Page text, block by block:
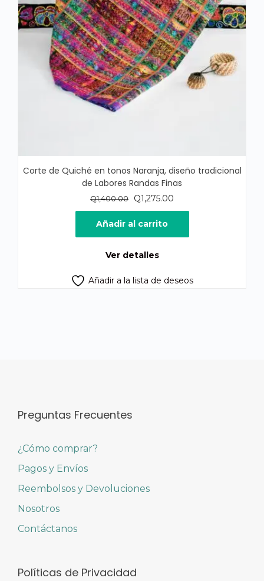
Corte de Quiché en tonos Naranja, diseño tradicional
de Labores Randas Finas
Q1,400.00
El
precio
original
era:
Q1,275.00
precio
es:
Añadir al carrito
Ver detalles
Añadir a la lista de deseos
Preguntas Frecuentes
¿Cómo comprar?
Pagos y Envíos
Reembolsos y Devoluciones
Nosotros
Contáctanos
Políticas de Privacidad